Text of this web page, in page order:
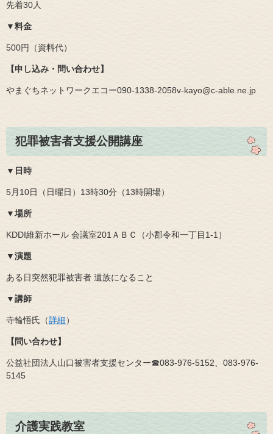
先着30人
▼料金
500円（資料代）
【申し込み・問い合わせ】
やまぐちネットワークエコー090‐1338‐2058v-kayo@c-able.ne.jp​
犯罪被害者支援公開講座
​▼日時
5月10日（日曜日）13時30分（13時開場）
▼場所
KDDI維新ホール 会議室201ＡＢＣ（小郡令和一丁目1‐1）
▼演題
ある日突然犯罪被害者 遺族になること
▼講師
寺輪悟氏（詳細）
【問い合わせ】
公益社団法人山口被害者支援センター☎083‐976‐5152、083‐976‐
5145
介護実践教室